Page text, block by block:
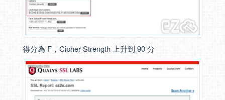
得分為 F，Cipher Strength 上升到 90 分